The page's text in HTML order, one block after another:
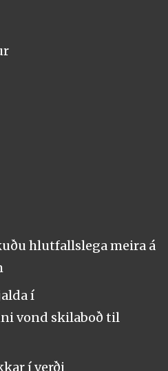
hlutfallslega meira á
í
vond skilaboð til
í verði